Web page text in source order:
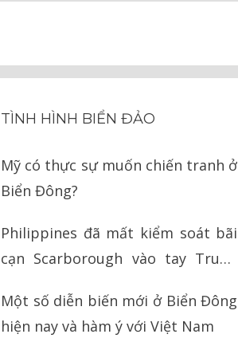
TÌNH HÌNH BIỂN ĐẢO
Mỹ có thực sự muốn chiến tranh ở
Biển Đông?
Philippines đã mất kiểm soát bãi
cạn Scarborough vào tay Trung
Một số diễn biến mới ở Biển Đông
hiện nay và hàm ý với Việt Nam